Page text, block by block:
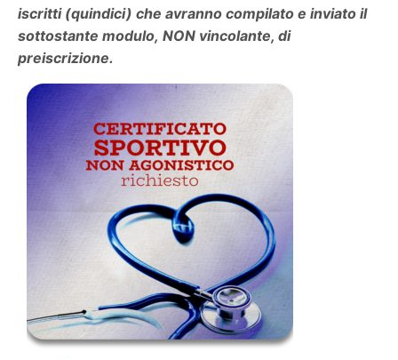
iscritti (quindici) che avranno compilato e inviato il
sottostante modulo, NON vincolante, di
preiscrizione.